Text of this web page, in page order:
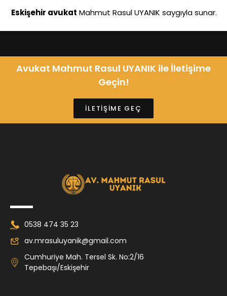
Eskişehir avukat Mahmut Rasul UYANIK saygıyla sunar.
Avukat Mahmut Rasul UYANIK ile İletişime
Geçin!
İLETİŞİME GEÇ
0538 474 35 23
av.mrasuluyanik@gmail.com
Cumhuriye Mah. Tersel Sk. No:2/16
Tepebaşı/Eskişehir